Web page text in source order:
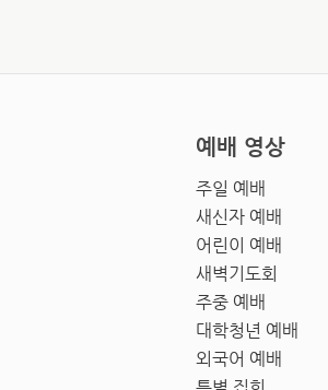
예배 영상
주일 예배
새신자 예배
어린이 예배
새벽기도회
주중 예배
대학청년 예배
외국어 예배